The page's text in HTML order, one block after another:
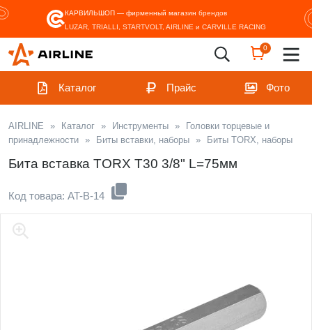
КАРВИЛЬШОП — фирменный магазин брендов
LUZAR, TRIALLI, STARTVOLT, AIRLINE и CARVILLE RACING
0
Каталог Прайс Фото
AIRLINE » Каталог » Инструменты »
Головки торцевые и
принадлежности » Биты вставки, наборы » Биты TORX, наборы
Бита вставка TORX T30 3/8" L=75мм
Код товара: AT-B-14